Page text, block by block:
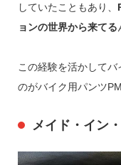
していたこともあり、
ョンの世界から来てる
この経験を活かして
のがバイク用パンツ
メイド・イン